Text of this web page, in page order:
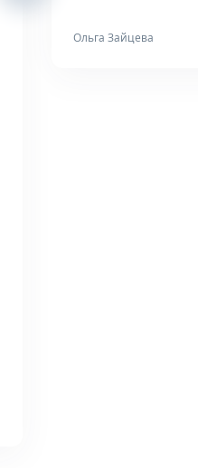
Ольга Зайцева